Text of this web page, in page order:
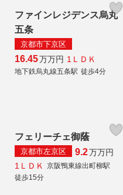
ファインレジデンス烏丸
五条
京都市下京区
16.45万万円 1ＬＤＫ
地下鉄烏丸線五条駅 徒歩4分
フェリーチェ御蔭
京都市左京区 9.2万万円
1ＬＤＫ
京阪鴨東線出町柳駅
徒歩15分